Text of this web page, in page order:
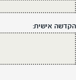
הקדשה אישית: